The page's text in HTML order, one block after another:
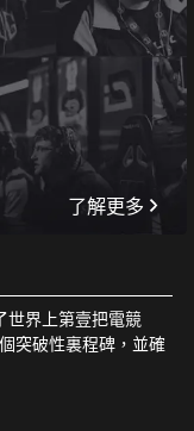
了解更多
世界上第壹把電競
突破性裏程碑，並確